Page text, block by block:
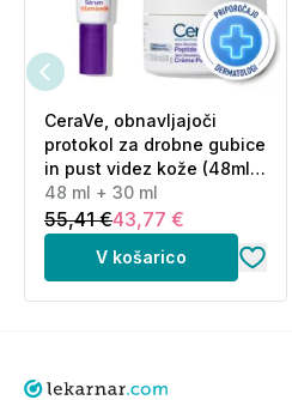
CeraVe, obnavljajoči
protokol za drobne gubice
in pust videz kože (48ml
+ 30 ml)
48 ml + 30 ml
55,41 €43,77 €
V košarico